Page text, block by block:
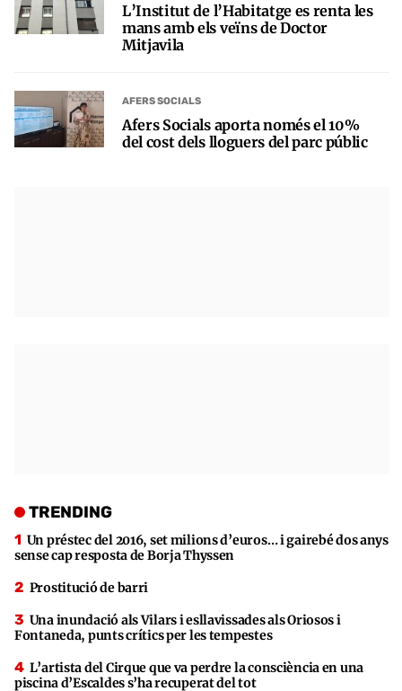
L’Institut de l’Habitatge es renta les
mans amb els veïns de Doctor
Mitjavila
AFERS SOCIALS
Afers Socials aporta només el 10%
del cost dels lloguers del parc públic
TRENDING
Un préstec del 2016, set milions d’euros… i gairebé dos anys
sense cap resposta de Borja Thyssen
Prostitució de barri
Una inundació als Vilars i esllavissades als Oriosos i
Fontaneda, punts crítics per les tempestes
L’artista del Cirque que va perdre la consciència en una
piscina d’Escaldes s’ha recuperat del tot